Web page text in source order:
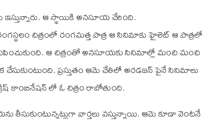
ఇస్తున్నారు. ఆ స్థాయికి అనసూయ చేరింది.
చిత్రంలో రంగమత్త పాత్ర ఆ సినిమాకు హైలెట్ ఆ పాత్రలో
ఆ చిత్రంతో అనసూయకు సినిమాల్లో మంచి మంచి
ప్రస్తుతం ఆమె చేతిలో అరడజన్ పైనే సినిమాలు
కాంబినేషన్ లో ఓ చిత్రం రాబోతుంది.
వార్తలు వస్తున్నాయి. ఆమె కూడా వెంటనే